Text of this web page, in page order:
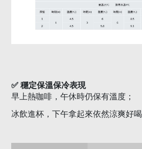
✅穩定保溫保冷表現
早上熱咖啡，午休時仍保有溫度；
冰飲進杯，下午拿起來依然涼爽好喝